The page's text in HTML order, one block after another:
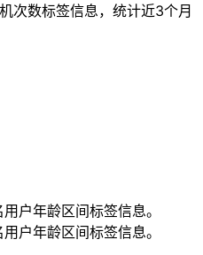
次数标签信息，统计近3个月
户年龄区间标签信息。
户年龄区间标签信息。